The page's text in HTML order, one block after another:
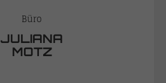
Büro
JULIANA
MOTZ